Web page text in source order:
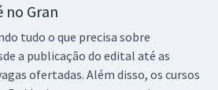
no Gran
tudo o que precisa sobre
a publicação do edital até as
ofertadas. Além disso, os cursos